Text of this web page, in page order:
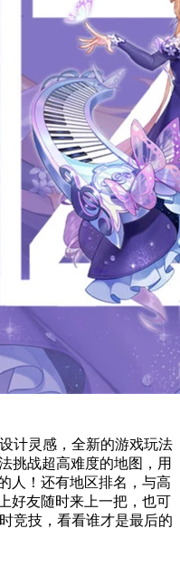
计灵感，全新的游戏玩法
挑战超高难度的地图，用
人！还有地区排名，与高
好友随时来上一把，也可
竞技，看看谁才是最后的